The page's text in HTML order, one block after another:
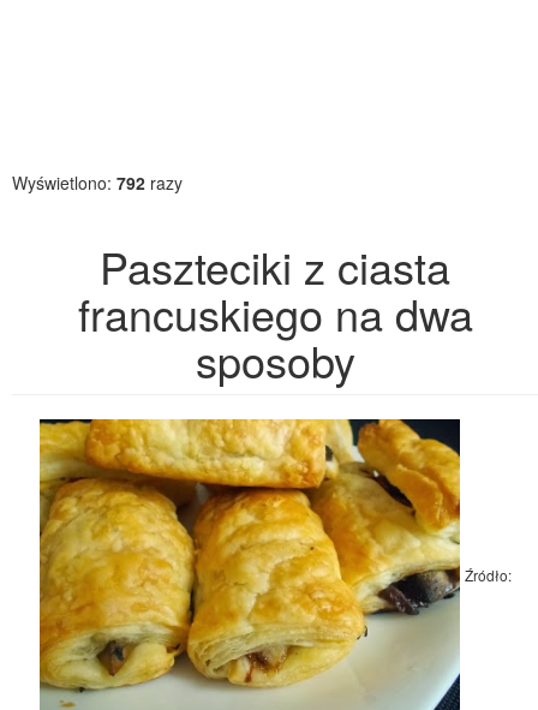
Wyświetlono: 792 razy
Paszteciki z ciasta
francuskiego na dwa
sposoby
Źródło: